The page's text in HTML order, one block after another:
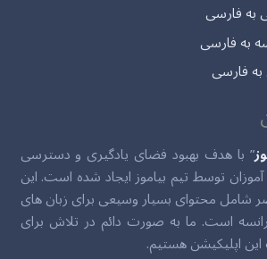
به فارسی
به فارسی
فارسی
” با هدف بهبود فضای یادگیری و دسترسی
آموزان توسط تیم بیاموز ایجاد شده است. این
شامل محتوای بسیار وسیعی برای زبان های
است. ما به صورت دائم در تلاش برای
این اپلیکیشن هستیم.